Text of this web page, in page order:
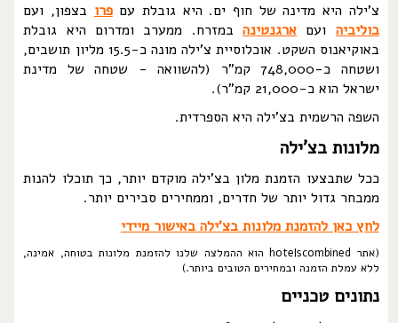
צ'ילה היא מדינה של חוף ים. היא גובלת עםפרו בצפון, ועם
בוליביה ועם ארגנטינהבמזרח. ממערב ומדרום היא גובלת
באוקיאנוס השקט. אוכלוסיית צ'ילה מונה כ-15.5 מליון תושבים,
ושטחה כ-748,000 קמ"ר (להשוואה - שטחה של מדינת
ישראל הוא כ-21,000 קמ"ר).
השפה הרשמית בצ'ילה היא הספרדית.
מלונות בצ'ילה
ככל שתבצעו הזמנת מלון בצ'ילה מוקדם יותר, כך תוכלו להנות
ממבחר גדול יותר של חדרים, וממחירים סבירים יותר.
לחץ כאן להזמנת מלונות בצ'ילה באישור מיידי
(אתר hotelscombined הוא ההמלצה שלנו להזמנת מלונות בטוחה, אמינה,
ללא עמלת הזמנה ובמחירים הטובים ביותר.)
נתונים טכניים